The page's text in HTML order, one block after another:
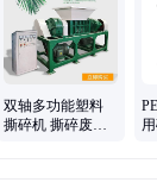
双轴多功能塑料
撕碎机 撕碎废旧